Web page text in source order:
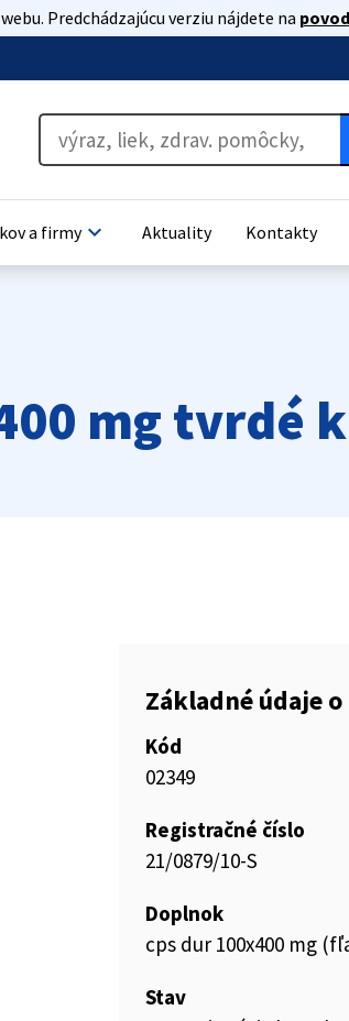
Predchádzajúcu verziu nájdete na
a firmykeyboard_arrow_down Aktuality Kontakty
mg tvrdé
Základné údaje
Kód
02349
Registračné číslo
21/0879/10-S
Doplnok
cps dur 100x400 mg
Stav